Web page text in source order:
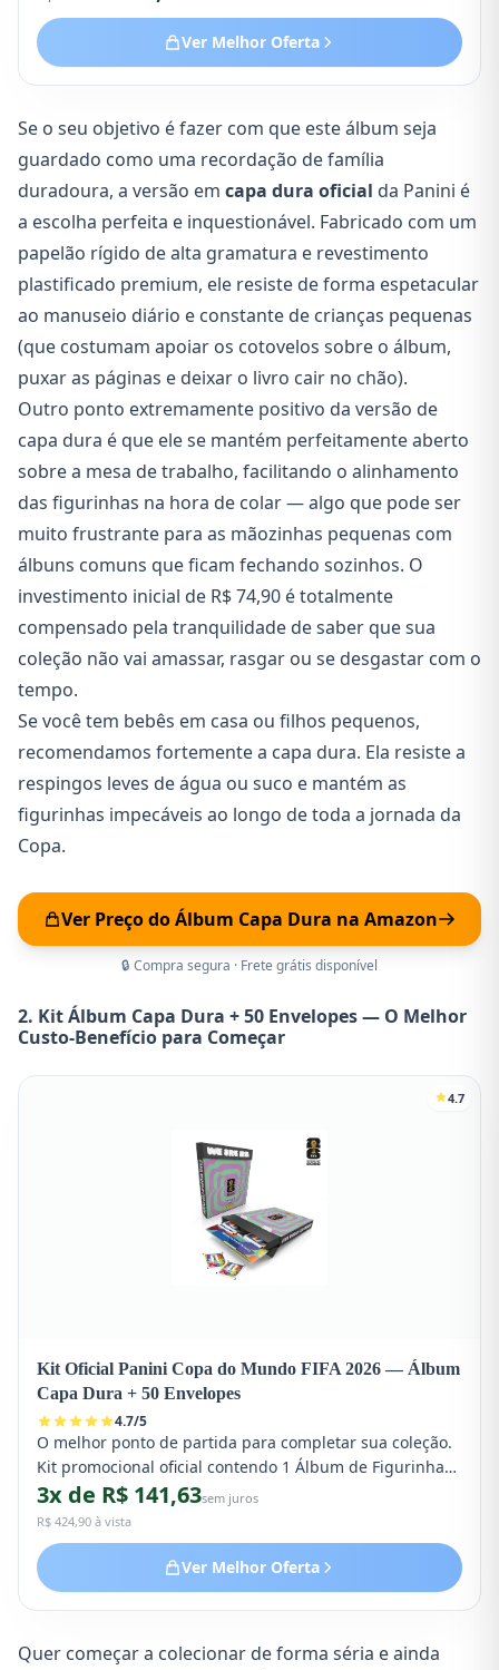
Ver Melhor Oferta
Se o seu objetivo é fazer com que este álbum seja
guardado como uma recordação de família
duradoura, a versão em capa dura oficial da Panini é
a escolha perfeita e inquestionável. Fabricado com um
papelão rígido de alta gramatura e revestimento
plastificado premium, ele resiste de forma espetacular
ao manuseio diário e constante de crianças pequenas
(que costumam apoiar os cotovelos sobre o álbum,
puxar as páginas e deixar o livro cair no chão).
Outro ponto extremamente positivo da versão de
capa dura é que ele se mantém perfeitamente aberto
sobre a mesa de trabalho, facilitando o alinhamento
das figurinhas na hora de colar — algo que pode ser
muito frustrante para as mãozinhas pequenas com
álbuns comuns que ficam fechando sozinhos. O
investimento inicial de R$ 74,90 é totalmente
compensado pela tranquilidade de saber que sua
coleção não vai amassar, rasgar ou se desgastar com o
tempo.
Se você tem bebês em casa ou filhos pequenos,
recomendamos fortemente a capa dura. Ela resiste a
respingos leves de água ou suco e mantém as
figurinhas impecáveis ao longo de toda a jornada da
Copa.
Ver Preço do Álbum Capa Dura na Amazon
🔒 Compra segura · Frete grátis disponível
2. Kit Álbum Capa Dura + 50 Envelopes — O Melhor
Custo-Benefício para Começar
4.7
Kit Oficial Panini Copa do Mundo FIFA 2026 — Álbum
Capa Dura + 50 Envelopes
4.7/5
O melhor ponto de partida para completar sua coleção.
Kit promocional oficial contendo 1 Álbum de Figurinhas
Capa Dura oficial e 50 envelopes lacrados (totalizando
350 figurinhas da Copa do Mundo 2026).
3x de R$ 141,63sem juros
R$ 424,90 à vista
Ver Melhor Oferta
Quer começar a colecionar de forma séria e ainda